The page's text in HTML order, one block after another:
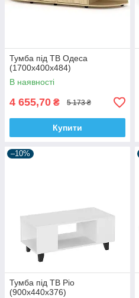
Тумба під ТВ Одеса
(1700х400х484)
В наявності
4 655,70 ₴ 5 173 ₴
Купити
–10%
Тумба під ТВ Ріо
(900х440х376)